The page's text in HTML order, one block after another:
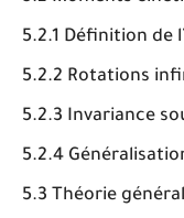
5.2.1 Définition de
5.2.2 Rotations
5.2.3 Invariance
5.2.4
5.3 Théorie